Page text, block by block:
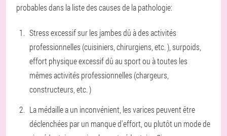
probables dans la liste des causes de la pathologie:
Stress excessif sur les jambes dû à des activités
professionnelles (cuisiniers, chirurgiens, etc. ), surpoids,
effort physique excessif dû au sport ou à toutes les
mêmes activités professionnelles (chargeurs,
constructeurs, etc. )
La médaille a un inconvénient, les varices peuvent être
déclenchées par un manque d'effort, ou plutôt un mode de